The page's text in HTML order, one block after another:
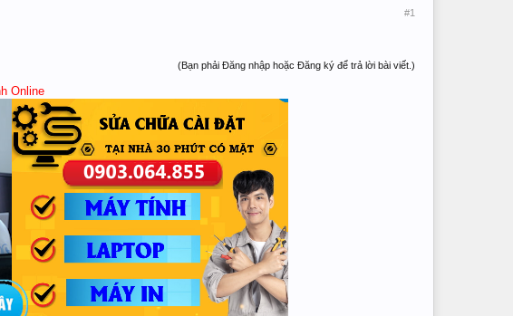
#1
(Bạn phải Đăng nhập hoặc Đăng ký để trả lời bài viết.)
Online